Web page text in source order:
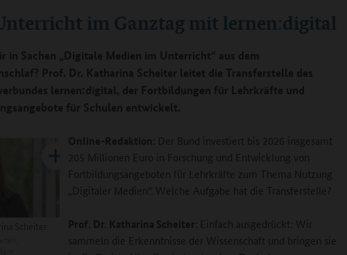
im Ganztag mit lernen:digital
in Sachen „Digitale Medien im Unterricht“ aus dem
Prof. Dr. Katharina Scheiter leitet die Transferstelle des
lernen:digital, der Fortbildungen für Lehrkräfte und
für Schulen entwickelt.
Online-Redaktion: Der Bund investiert bis 2026 insgesamt
205 Millionen Euro in Forschung und Entwicklung von
Fortbildungsangeboten für Lehrkräfte zum Thema Nutzung
„Digitaler Medien“. Welche Aufgabe hat die Transferstelle?
Prof. Dr. Katharina Scheiter: Einfach ausgedrückt: Wir
sammeln die Erkenntnisse der Wissenschaft und bringen sie